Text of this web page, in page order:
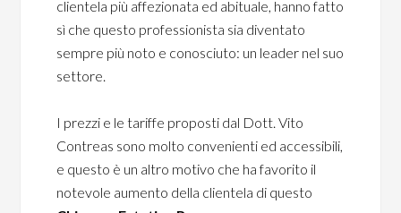
clientela più affezionata ed abituale, hanno fatto
sì che questo professionista sia diventato
sempre più noto e conosciuto: un leader nel suo
settore.
I prezzi e le tariffe proposti dal Dott. Vito
Contreas sono molto convenienti ed accessibili,
e questo è un altro motivo che ha favorito il
notevole aumento della clientela di questo